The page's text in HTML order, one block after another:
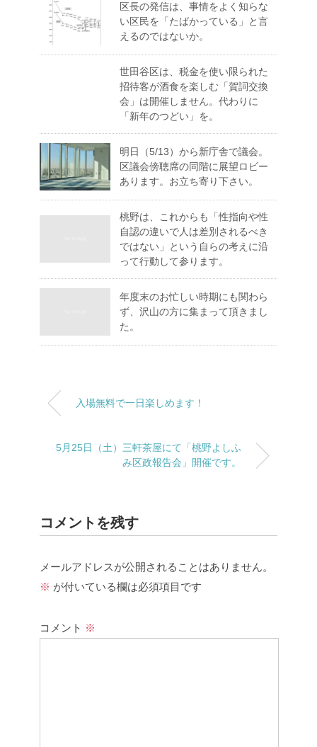
区長の発信は、事情をよく知らな
い区民を「たばかっている」と言
えるのではないか。
世田谷区は、税金を使い限られた
招待客が酒食を楽しむ「賀詞交換
会」は開催しません。代わりに
「新年のつどい」を。
明日（5/13）から新庁舎で議会。
区議会傍聴席の同階に展望ロビー
あります。お立ち寄り下さい。
桃野は、これからも「性指向や性
自認の違いで人は差別されるべき
ではない」という自らの考えに沿
って行動して参ります。
年度末のお忙しい時期にも関わら
ず、沢山の方に集まって頂きまし
た。
入場無料で一日楽しめます！
5月25日（土）三軒茶屋にて「桃野よしふ
み区政報告会」開催です。
コメントを残す
メールアドレスが公開されることはありません。
※ が付いている欄は必須項目です
コメント ※